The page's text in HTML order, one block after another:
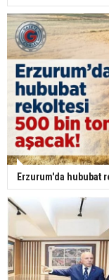
Erzurum'da hububat